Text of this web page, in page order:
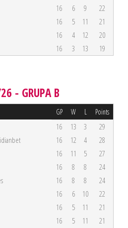
16 6 9
22
16 5 11
21
16 4 12
20
16 3 13 19
- GRUPA B
GP W L Points
16 13 3
29
16 12 4
28
16 11 5
27
16 8 8
24
16 8 8
24
16 6 10
22
16 5 11
21
16 5 11
21